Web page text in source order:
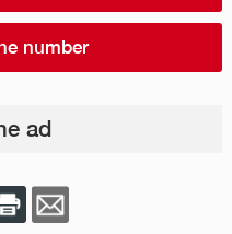
number
ad